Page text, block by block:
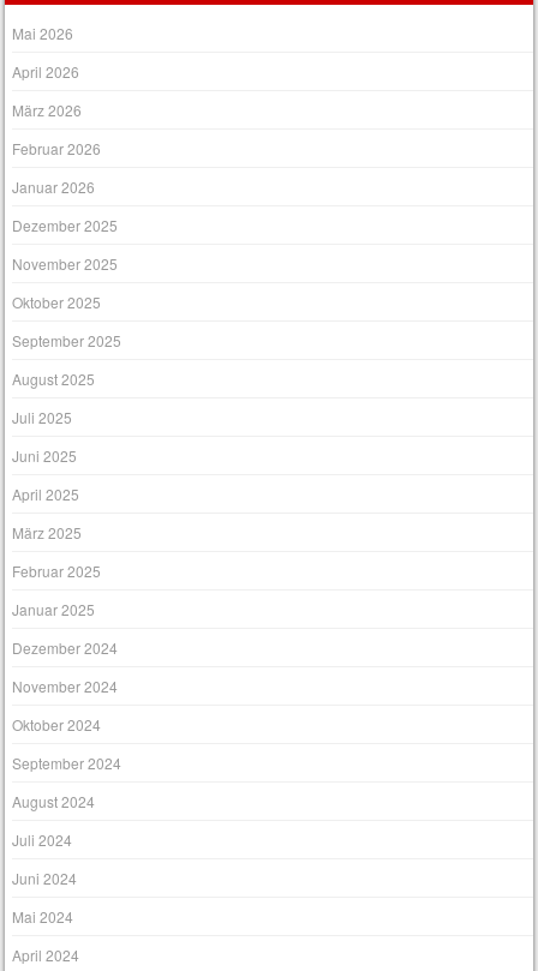
Mai 2026
April 2026
März 2026
Februar 2026
Januar 2026
Dezember 2025
November 2025
Oktober 2025
September 2025
August 2025
Juli 2025
Juni 2025
April 2025
März 2025
Februar 2025
Januar 2025
Dezember 2024
November 2024
Oktober 2024
September 2024
August 2024
Juli 2024
Juni 2024
Mai 2024
April 2024